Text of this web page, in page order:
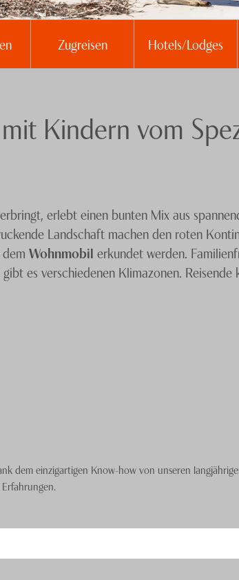
Zugreisen Hotels/Lodges
Kindern vom
erlebt einen bunten Mix aus
Landschaft machen den roten
Wohnmobil erkundet werden.
es verschiedenen Klimazonen.
dem einzigartigen Know-how von unseren